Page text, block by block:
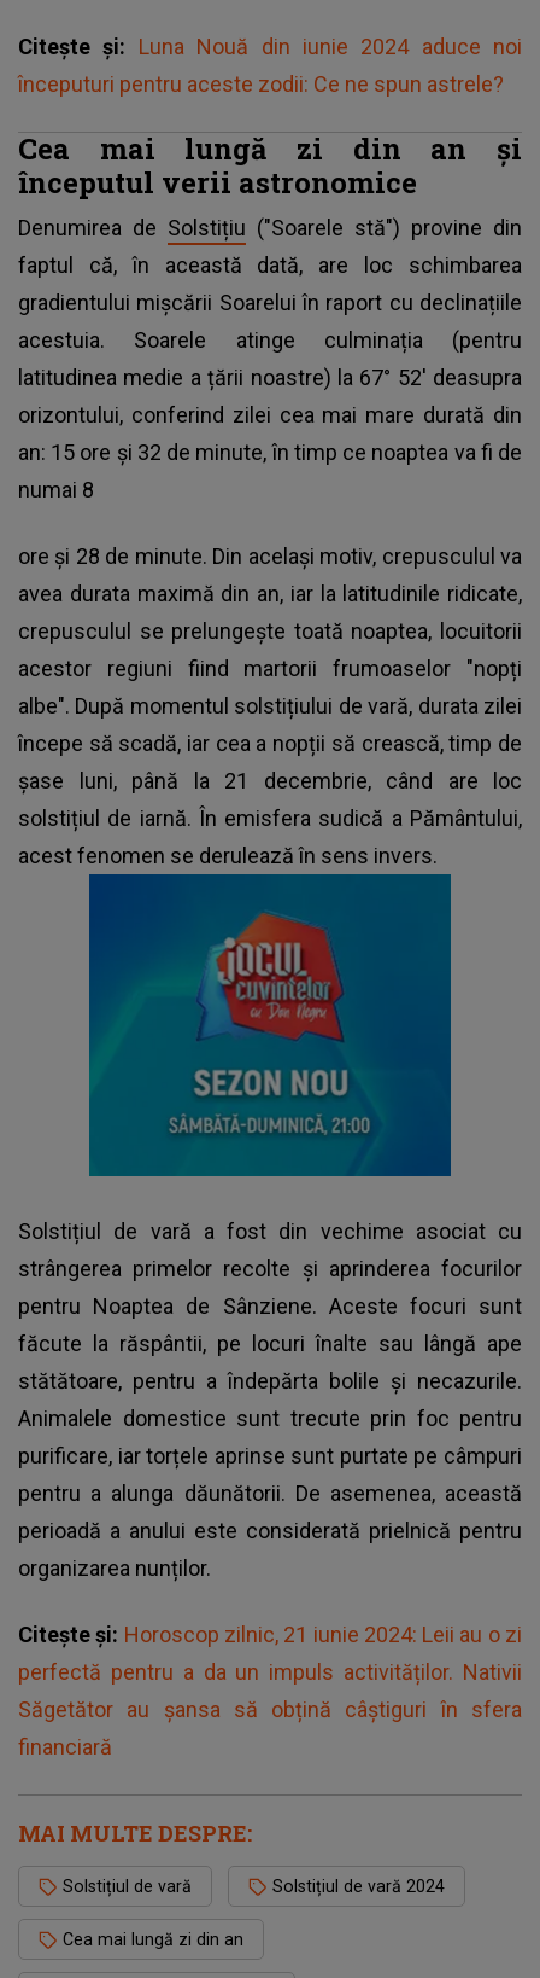
Citește și: Luna Nouă din iunie 2024 aduce noi
începuturi pentru aceste zodii: Ce ne spun astrele?
Cea mai lungă zi din an și
începutul verii astronomice
Denumirea de Solstițiu ("Soarele stă") provine din
faptul că, în această dată, are loc schimbarea
gradientului mișcării Soarelui în raport cu declinațiile
acestuia. Soarele atinge culminația (pentru
latitudinea medie a țării noastre) la 67° 52' deasupra
orizontului, conferind zilei cea mai mare durată din
an: 15 ore și 32 de minute, în timp ce noaptea va fi de
numai 8
ore și 28 de minute. Din același motiv, crepusculul va
avea durata maximă din an, iar la latitudinile ridicate,
crepusculul se prelungește toată noaptea, locuitorii
acestor regiuni fiind martorii frumoaselor "nopți
albe". După momentul solstițiului de vară, durata zilei
începe să scadă, iar cea a nopții să crească, timp de
șase luni, până la 21 decembrie, când are loc
solstițiul de iarnă. În emisfera sudică a Pământului,
acest fenomen se derulează în sens invers.
Solstițiul de vară a fost din vechime asociat cu
strângerea primelor recolte și aprinderea focurilor
pentru Noaptea de Sânziene. Aceste focuri sunt
făcute la răspântii, pe locuri înalte sau lângă ape
stătătoare, pentru a îndepărta bolile și necazurile.
Animalele domestice sunt trecute prin foc pentru
purificare, iar torțele aprinse sunt purtate pe câmpuri
pentru a alunga dăunătorii. De asemenea, această
perioadă a anului este considerată prielnică pentru
organizarea nunților.
Citește și: Horoscop zilnic, 21 iunie 2024: Leii au o zi
perfectă pentru a da un impuls activităților. Nativii
Săgetător au șansa să obțină câștiguri în sfera
financiară
MAI MULTE DESPRE:
Solstițiul de vară Solstițiul de vară 2024
Cea mai lungă zi din an